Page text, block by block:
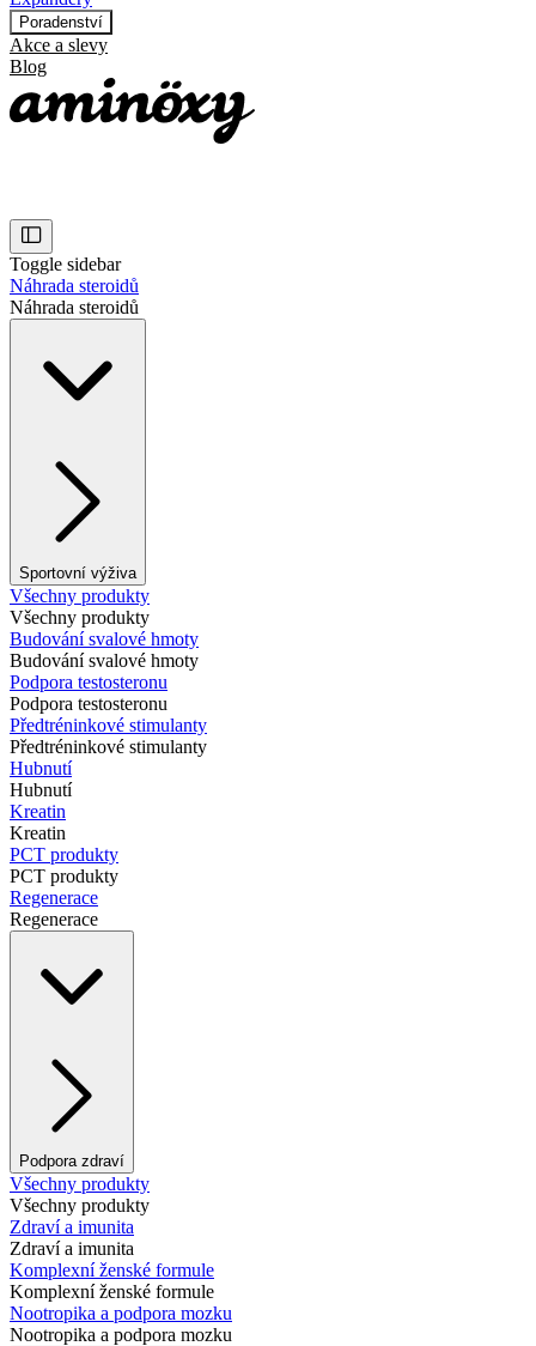
Poradenství
Akce a slevy
Blog
Toggle sidebar
Náhrada steroidů
Náhrada steroidů
Sportovní výživa
Všechny produkty
Všechny produkty
Budování svalové hmoty
Budování svalové hmoty
Podpora testosteronu
Podpora testosteronu
Předtréninkové stimulanty
Předtréninkové stimulanty
Hubnutí
Hubnutí
Kreatin
Kreatin
PCT produkty
PCT produkty
Regenerace
Regenerace
Podpora zdraví
Všechny produkty
Všechny produkty
Zdraví a imunita
Zdraví a imunita
Komplexní ženské formule
Komplexní ženské formule
Nootropika a podpora mozku
Nootropika a podpora mozku